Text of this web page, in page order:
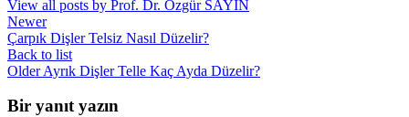
View all posts by Prof. Dr. Özgür SAYIN
Newer
Çarpık Dişler Telsiz Nasıl Düzelir?
Back to list
Older Ayrık Dişler Telle Kaç Ayda Düzelir?
Bir yanıt yazın